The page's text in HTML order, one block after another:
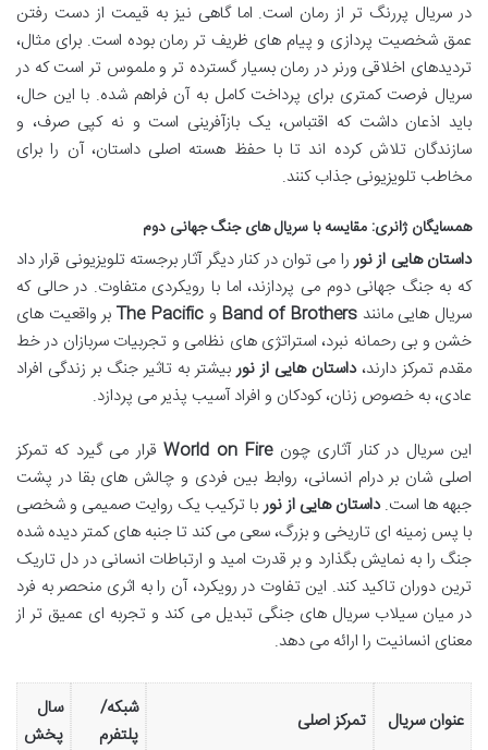
در سریال پررنگ تر از رمان است. اما گاهی نیز به قیمت از دست رفتن
عمق شخصیت پردازی و پیام های ظریف تر رمان بوده است. برای مثال،
تردیدهای اخلاقی ورنر در رمان بسیار گسترده تر و ملموس تر است که در
سریال فرصت کمتری برای پرداخت کامل به آن فراهم شده. با این حال،
باید اذعان داشت که اقتباس، یک بازآفرینی است و نه کپی صرف، و
سازندگان تلاش کرده اند تا با حفظ هسته اصلی داستان، آن را برای
مخاطب تلویزیونی جذاب کنند.
همسایگان ژانری: مقایسه با سریال های جنگ جهانی دوم
داستان هایی از نور را می توان در کنار دیگر آثار برجسته تلویزیونی قرار داد
که به جنگ جهانی دوم می پردازند، اما با رویکردی متفاوت. در حالی که
سریال هایی مانندBand of Brothers وThe Pacificبر واقعیت های
خشن و بی رحمانه نبرد، استراتژی های نظامی و تجربیات سربازان در خط
مقدم تمرکز دارند،داستان هایی از نور بیشتر به تاثیر جنگ بر زندگی افراد
عادی، به خصوص زنان، کودکان و افراد آسیب پذیر می پردازد.
این سریال در کنار آثاری چونWorld on Fireقرار می گیرد که تمرکز
اصلی شان بر درام انسانی، روابط بین فردی و چالش های بقا در پشت
جبهه ها است.داستان هایی از نور با ترکیب یک روایت صمیمی و شخصی
با پس زمینه ای تاریخی و بزرگ، سعی می کند تا جنبه های کمتر دیده شده
جنگ را به نمایش بگذارد و بر قدرت امید و ارتباطات انسانی در دل تاریک
ترین دوران تاکید کند. این تفاوت در رویکرد، آن را به اثری منحصر به فرد
در میان سیلاب سریال های جنگی تبدیل می کند و تجربه ای عمیق تر از
معنای انسانیت را ارائه می دهد.
عنوان سریال تمرکز اصلی
شبکه/
پلتفرم
سال
پخش